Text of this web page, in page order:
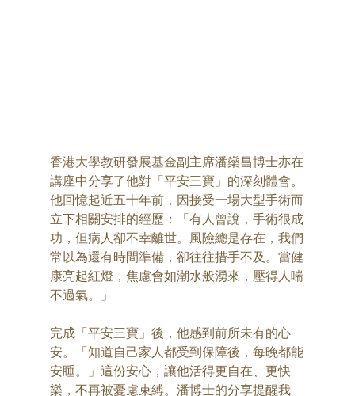
香港大學教研發展基金副主席潘燊昌博士亦在
講座中分享了他對「平安三寶」的深刻體會。
他回憶起近五十年前，因接受一場大型手術而
立下相關安排的經歷：「有人曾說，手術很成
功，但病人卻不幸離世。風險總是存在，我們
常以為還有時間準備，卻往往措手不及。當健
康亮起紅燈，焦慮會如潮水般湧來，壓得人喘
不過氣。」
完成「平安三寶」後，他感到前所未有的心
安。「知道自己家人都受到保障後，每晚都能
安睡。」這份安心，讓他活得更自在、更快
樂，不再被憂慮束縛。潘博士的分享提醒我